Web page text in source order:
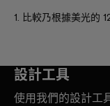
1. 比較乃根據美光的
設計工具
使用我們的設計工